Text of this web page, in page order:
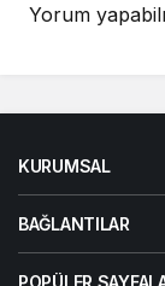
Yorum
KURUMSAL
BAĞLANTILAR
POPÜLER